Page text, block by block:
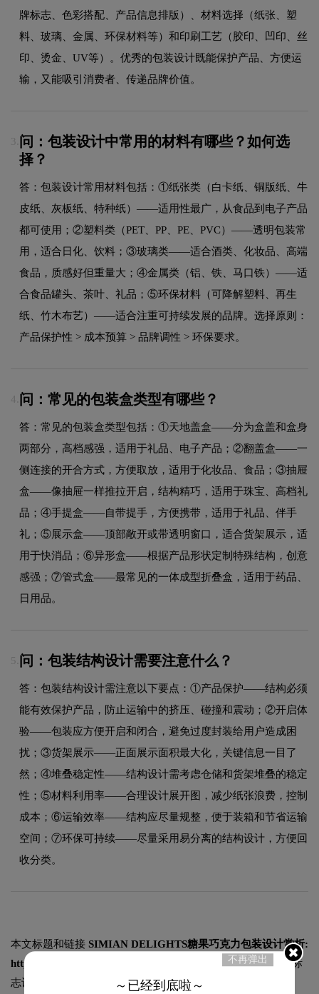
牌标志、色彩搭配、产品信息排版）、材料选择（纸张、塑
料、玻璃、金属、环保材料等）和印刷工艺（胶印、凹印、丝
印、烫金、UV等）。优秀的包装设计既能保护产品、方便运
输，又能吸引消费者、传递品牌价值。
3. 问：包装设计中常用的材料有哪些？如何选
择？
答：包装设计常用材料包括：①纸张类（白卡纸、铜版纸、牛
皮纸、灰板纸、特种纸）——适用性最广，从食品到电子产品
都可使用；②塑料类（PET、PP、PE、PVC）——透明包装常
用，适合日化、饮料；③玻璃类——适合酒类、化妆品、高端
食品，质感好但重量大；④金属类（铝、铁、马口铁）——适
合食品罐头、茶叶、礼品；⑤环保材料（可降解塑料、再生
纸、竹木布艺）——适合注重可持续发展的品牌。选择原则：
产品保护性 > 成本预算 > 品牌调性 > 环保要求。
4. 问：常见的包装盒类型有哪些？
答：常见的包装盒类型包括：①天地盖盒——分为盒盖和盒身
两部分，高档感强，适用于礼品、电子产品；②翻盖盒——一
侧连接的开合方式，方便取放，适用于化妆品、食品；③抽屉
盒——像抽屉一样推拉开启，结构精巧，适用于珠宝、高档礼
品；④手提盒——自带提手，方便携带，适用于礼品、伴手
礼；⑤展示盒——顶部敞开或带透明窗口，适合货架展示，适
用于快消品；⑥异形盒——根据产品形状定制特殊结构，创意
感强；⑦管式盒——最常见的一体成型折叠盒，适用于药品、
日用品。
5. 问：包装结构设计需要注意什么？
答：包装结构设计需注意以下要点：①产品保护——结构必须
能有效保护产品，防止运输中的挤压、碰撞和震动；②开启体
验——包装应方便开启和闭合，避免过度封装给用户造成困
扰；③货架展示——正面展示面积最大化，关键信息一目了
然；④堆叠稳定性——结构设计需考虑仓储和货架堆叠的稳定
性；⑤材料利用率——合理设计展开图，减少纸张浪费，控制
成本；⑥运输效率——结构应尽量规整，便于装箱和节省运输
空间；⑦环保可持续——尽量采用易分离的结构设计，方便回
收分类。
本文标题和链接 SIMIAN DELIGHTS糖果巧克力包装设计赏析:
https://logo9.net/works/11223.html
转载时请注明出处为诗宸标
志设计及本链接!
不再弹出
～已经到底啦～